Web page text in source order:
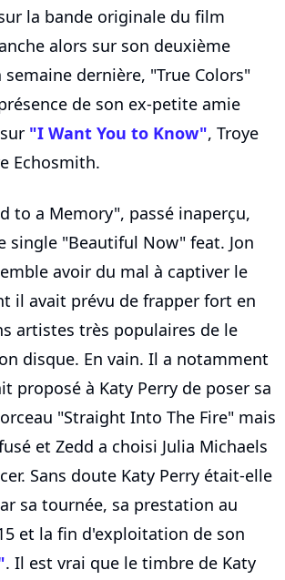
la bande originale du film
alors sur son deuxième
dernière, "True Colors"
de son ex-petite amie
"I Want You to Know", Troye
Echosmith.
to a Memory", passé inaperçu,
single "Beautiful Now" feat. Jon
avoir du mal à captiver le
il avait prévu de frapper fort en
artistes très populaires de le
disque. En vain. Il a notamment
proposé à Katy Perry de poser sa
"Straight Into The Fire" mais
et Zedd a choisi Julia Michaels
Sans doute Katy Perry était-elle
sa tournée, sa prestation au
et la fin d'exploitation de son
. Il est vrai que le timbre de Katy